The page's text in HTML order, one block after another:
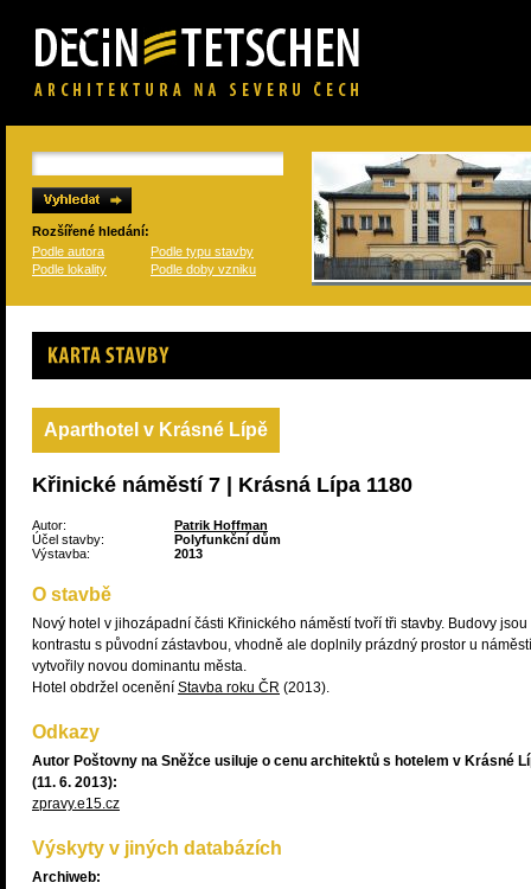
Rozšířené hledání:
Podle autora
Podle typu stavby
Podle lokality
Podle doby vzniku
Karta stavby
Aparthotel v Krásné Lípě
Křinické náměstí 7 | Krásná Lípa 1180
Autor:
Patrik Hoffman
Účel stavby:
Polyfunkční dům
Výstavba:
2013
O stavbě
Nový hotel v jihozápadní části Křinického náměstí tvoří tři stavby. Budovy jsou
kontrastu s původní zástavbou, vhodně ale doplnily prázdný prostor u
vytvořily novou dominantu města.
Hotel obdržel ocenění Stavba roku ČR (2013).
Odkazy
Autor Poštovny na Sněžce usiluje o cenu architektů s hotelem v Krásné
(11. 6. 2013):
zpravy.e15.cz
Výskyty v jiných databázích
Archiweb: